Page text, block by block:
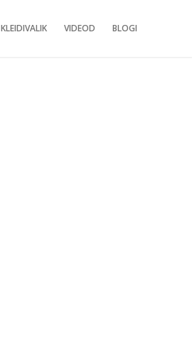
KLEIDIVALIK VIDEOD BLOGI